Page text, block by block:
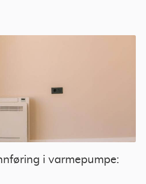
i varmepumpe: